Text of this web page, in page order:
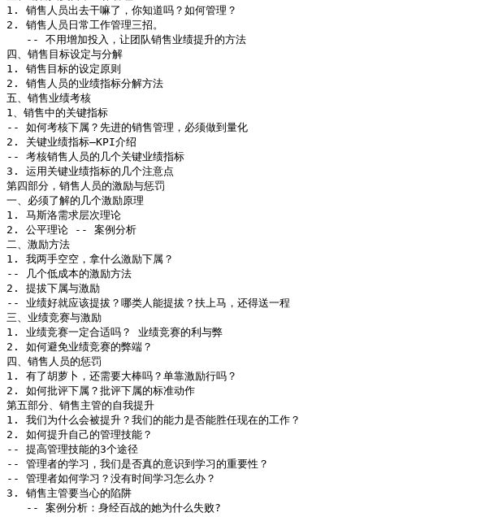
1. 销售人员出去干嘛了，你知道吗？如何管理？
2. 销售人员日常工作管理三招。
   -- 不用增加投入，让团队销售业绩提升的方法
四、销售目标设定与分解
1. 销售目标的设定原则
2. 销售人员的业绩指标分解方法
五、销售业绩考核
1、销售中的关键指标
-- 如何考核下属？先进的销售管理，必须做到量化
2. 关键业绩指标—KPI介绍
-- 考核销售人员的几个关键业绩指标
3. 运用关键业绩指标的几个注意点
第四部分，销售人员的激励与惩罚
一、必须了解的几个激励原理
1. 马斯洛需求层次理论
2. 公平理论 -- 案例分析
二、激励方法
1. 我两手空空，拿什么激励下属？
-- 几个低成本的激励方法
2. 提拔下属与激励
-- 业绩好就应该提拔？哪类人能提拔？扶上马，还得送一程
三、业绩竞赛与激励
1. 业绩竞赛一定合适吗？ 业绩竞赛的利与弊
2. 如何避免业绩竞赛的弊端？
四、销售人员的惩罚
1. 有了胡萝卜，还需要大棒吗？单靠激励行吗？
2. 如何批评下属？批评下属的标准动作
第五部分、销售主管的自我提升
1. 我们为什么会被提升？我们的能力是否能胜任现在的工作？
2. 如何提升自己的管理技能？
-- 提高管理技能的3个途径
-- 管理者的学习，我们是否真的意识到学习的重要性？
-- 管理者如何学习？没有时间学习怎么办？
3. 销售主管要当心的陷阱
   -- 案例分析：身经百战的她为什么失败?